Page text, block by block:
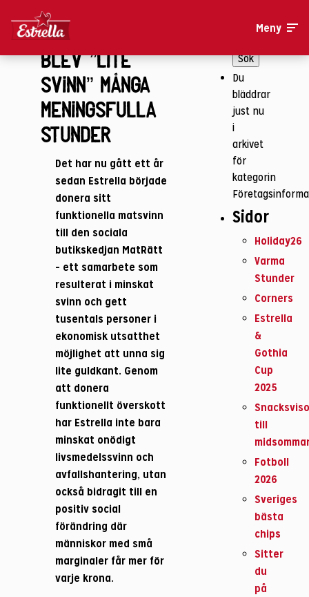
Meny
Ett år med
MatRätt: Så
blev ”lite
svinn” många
meningsfulla
stunder
Det har nu gått ett år
sedan Estrella började
donera sitt
funktionella matsvinn
till den sociala
butikskedjan MatRätt
– ett samarbete som
resulterat i minskat
svinn och gett
tusentals personer i
ekonomisk utsatthet
möjlighet att unna sig
lite guldkant. Genom
att donera
funktionellt överskott
har Estrella inte bara
minskat onödigt
livsmedelssvinn och
avfallshantering, utan
också bidragit till en
positiv social
förändring där
människor med små
marginaler får mer för
varje krona.
Du
bläddrar
just nu
i
arkivet
för
kategorin
Sidor
Holiday26
Varma
Stunder
Corners
Estrella
&
Gothia
Cup
2025
till
Fotboll
2026
Sveriges
bästa
chips
Sitter
du
på